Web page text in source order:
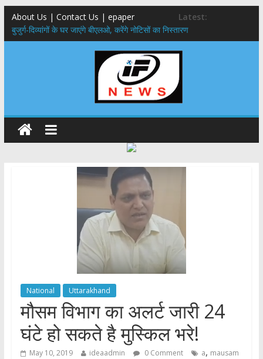
About Us | Contact Us | epaper
Latest:
बुजुर्ग-दिव्यांगों के घर जाएंगे बीएलओ, करेंगे नोटिसों का निस्तारण
24×7 अलर्ट मोड में रहें अधिकारी-मुख्य सचिव मानसून-एसईओसी से मुख्य सचिव ने
की विस्तृत समीक्षा कहा-बंद सड़कों को शीघ्र खोला जाए, लोगों को न हो दिक्कत
459 करोड़ से एचएनबी गढ़वाल विश्वविद्यालय में अनुसंधान संरचना होगी सुदृढ,उच्च
शिक्षा मंत्री धन सिंह रावत ने नवनियुक्त केन्द्रीय शिक्षा मंत्री से की मुलाकात
मुख्यमंत्री से महानिदेशक एनसीसी ने की शिष्टाचार भेंट,उत्तराखण्ड में एनसीसी के
विस्तार एवं आधुनिक आधारभूत संरचना के विकास पर हुई महत्वपूर्ण चर्चा
एमडीडीए बोर्ड बैठक, देहरादून और मसूरी के विकास के लिए 25 बड़े प्रस्तावों को मिली
हरी झंडी
National Uttarakhand
मौसम विभाग का अलर्ट जारी 24
घंटे हो सकते है मुस्किल भरे!
May 10, 2019 ideaadmin 0 Comment a, mausam